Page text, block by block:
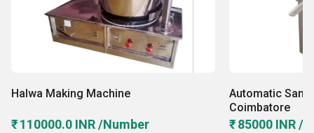
Halwa Making Machine
₹ 110000.0 INR /Number
Automatic
Coimbatore
₹ 85000 INR /